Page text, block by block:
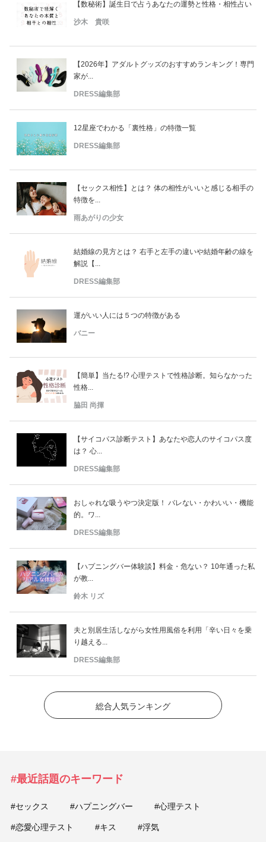
【数秘術】誕生日で占うあなたの運勢と性格・相性占い
沙木 貴咲
【2026年】アダルトグッズのおすすめランキング！専門
家が...
DRESS編集部
12星座でわかる「裏性格」の特徴一覧
DRESS編集部
【セックス相性】とは？ 体の相性がいいと感じる相手の
特徴を...
雨あがりの少女
結婚線の見方とは？ 右手と左手の違いや結婚年齢の線を
解説【...
DRESS編集部
運がいい人には５つの特徴がある
バニー
【簡単】当たる!? 心理テストで性格診断。知らなかった
性格...
脇田 尚揮
【サイコパス診断テスト】あなたや恋人のサイコパス度
は？ 心...
DRESS編集部
おしゃれな吸うやつ決定版！ バレない・かわいい・機能
的。ワ...
DRESS編集部
【ハプニングバー体験談】料金・危ない？ 10年通った私
が教...
鈴木 リズ
夫と別居生活しながら女性用風俗を利用「辛い日々を乗
り越える...
DRESS編集部
総合人気ランキング
#最近話題のキーワード
#セックス #ハプニングバー #心理テスト
#恋愛心理テスト #キス #浮気